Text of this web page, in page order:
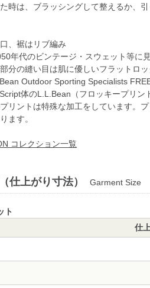
時は、ブラッシングして整えるか、
、裾はリブ編み
年代のビンテージ・スウェット等に
分の縫い目は肌に優しいフラットロ
Outdoor Sporting Specialists
体のL.L.Bean（フロッキープリン
リントは特殊な加工をしています。
ます。
コレクション一覧
仕上がり寸法） Garment Size
ト
仕